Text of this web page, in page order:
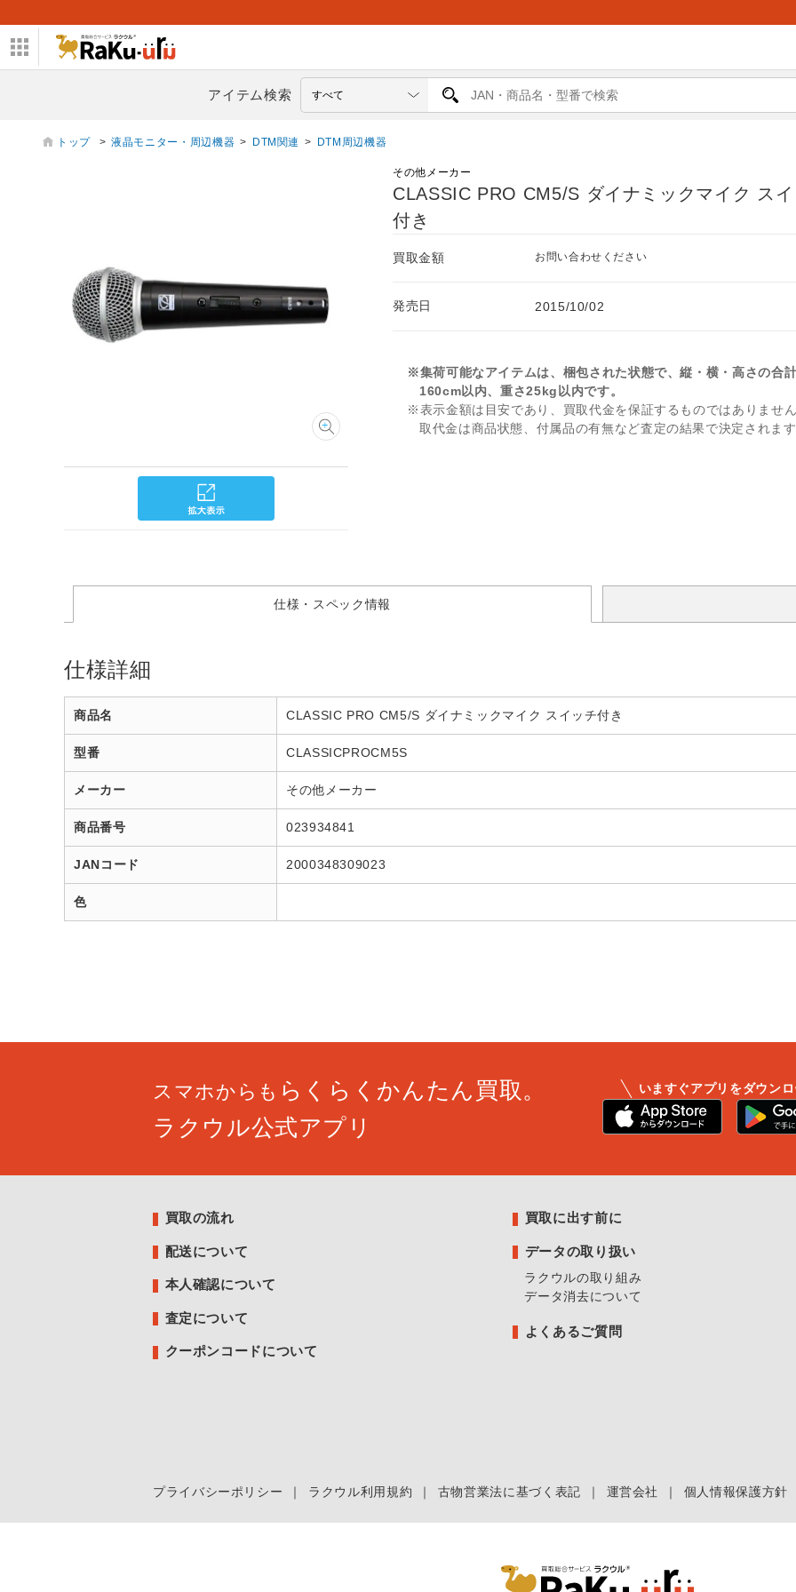
アイテム検索
トップ > 液晶モニター・周辺機器 > DTM関連 > DTM周辺機器
その他メーカー
CLASSIC PRO CM5/S ダイナミックマイク ス
付き
買取金額 お問い合わせください
発売日 2015/10/02
※集荷可能なアイテムは、梱包された状態で、縦・横・高さの合
160cm以内、重さ25kg以内です。
※表示金額は目安であり、買取代金を保証するものではありませ
取代金は商品状態、付属品の有無など査定の結果で決定されま
仕様・スペック情報
仕様詳細
商品名 CLASSIC PRO CM5/S ダイナミックマイク スイッチ付き
型番 CLASSICPROCM5S
メーカー その他メーカー
商品番号 023934841
JANコード 2000348309023
色
スマホからも らくらくかんたん買取。
ラクウル公式アプリ
いますぐアプリをダウン
買取の流れ
配送について
本人確認について
査定について
クーポンコードについて
買取に出す前に
データの取り扱い
ラクウルの取り組み
データ消去について
よくあるご質問
プライバシーポリシー ｜ ラクウル利用規約 ｜ 古物営業法に基づく表記 ｜ 運営会社 ｜ 個人情報保護方針